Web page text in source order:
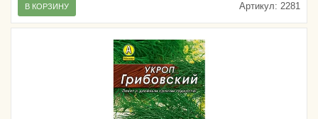
Артикул: 2281
В КОРЗИНУ